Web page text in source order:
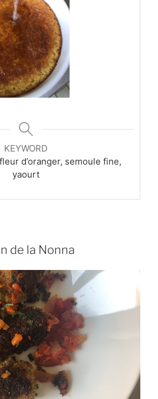
KEYWORD
d’oranger, semoule fine,
yaourt
de la Nonna